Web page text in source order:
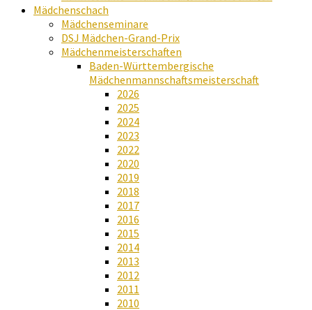
Mädchenschach
Mädchenseminare
DSJ Mädchen-Grand-Prix
Mädchenmeisterschaften
Baden-Württembergische
Mädchenmannschaftsmeisterschaft
2026
2025
2024
2023
2022
2020
2019
2018
2017
2016
2015
2014
2013
2012
2011
2010